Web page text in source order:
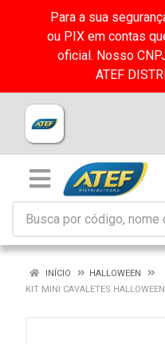
Para a sua
ou PIX em contas
oficial. Nosso
ATEF
INÍCIO
HALLOWEEN
KIT MINI CAVALETES